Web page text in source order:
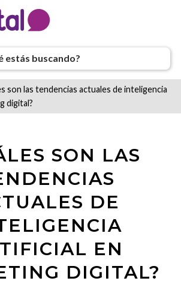
estás buscando?
son las tendencias actuales de inteligencia
digital?
SON LAS
DE
EN
DIGITAL?